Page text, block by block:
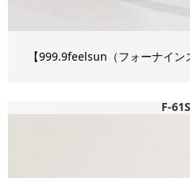
【999.9feelsun（フォーナイン
F-